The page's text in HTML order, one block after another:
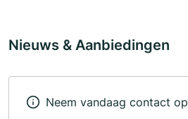
Nieuws & Aanbiedingen
Neem vandaag contact op